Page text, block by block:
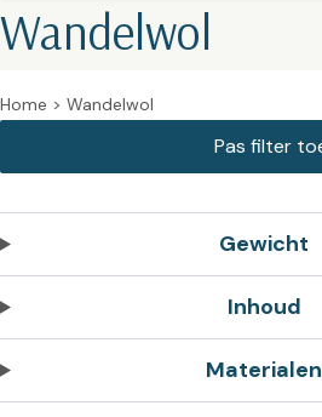
Wandelwol
Home > Wandelwol
Gewicht
Inhoud
Materialen